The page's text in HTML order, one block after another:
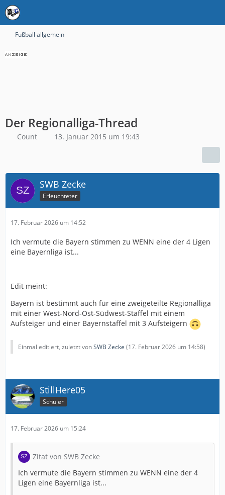
Fußball allgemein
Der Regionalliga-Thread
Count 13. Januar 2015 um 19:43
SWB Zecke
Erleuchteter
17. Februar 2026 um 14:52
Ich vermute die Bayern stimmen zu WENN eine der 4 Ligen
eine Bayernliga ist...
Edit meint:
Bayern ist bestimmt auch für eine zweigeteilte Regionalliga
mit einer West-Nord-Ost-Südwest-Staffel mit einem
Aufsteiger und einer Bayernstaffel mit 3 Aufsteigern
Einmal editiert, zuletzt vonSWB Zecke (17. Februar 2026 um 14:58)
StillHere05
Schüler
17. Februar 2026 um 15:24
Zitat von SWB Zecke
Ich vermute die Bayern stimmen zu WENN eine der 4
Ligen eine Bayernliga ist...